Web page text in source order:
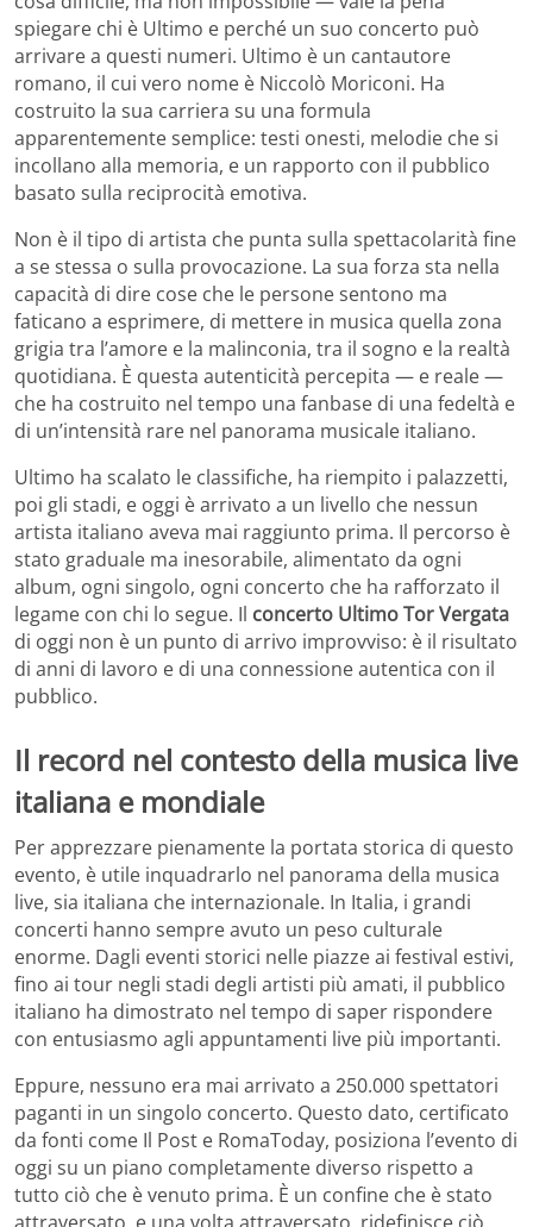
spiegare chi è Ultimo e perché un suo concerto può
arrivare a questi numeri. Ultimo è un cantautore
romano, il cui vero nome è Niccolò Moriconi. Ha
costruito la sua carriera su una formula
apparentemente semplice: testi onesti, melodie che si
incollano alla memoria, e un rapporto con il pubblico
basato sulla reciprocità emotiva.
Non è il tipo di artista che punta sulla spettacolarità fine
a se stessa o sulla provocazione. La sua forza sta nella
capacità di dire cose che le persone sentono ma
faticano a esprimere, di mettere in musica quella zona
grigia tra l’amore e la malinconia, tra il sogno e la realtà
quotidiana. È questa autenticità percepita — e reale —
che ha costruito nel tempo una fanbase di una fedeltà e
di un’intensità rare nel panorama musicale italiano.
Ultimo ha scalato le classifiche, ha riempito i palazzetti,
poi gli stadi, e oggi è arrivato a un livello che nessun
artista italiano aveva mai raggiunto prima. Il percorso è
stato graduale ma inesorabile, alimentato da ogni
album, ogni singolo, ogni concerto che ha rafforzato il
legame con chi lo segue. Il concerto Ultimo Tor Vergata
di oggi non è un punto di arrivo improvviso: è il risultato
di anni di lavoro e di una connessione autentica con il
pubblico.
Il record nel contesto della musica live
italiana e mondiale
Per apprezzare pienamente la portata storica di questo
evento, è utile inquadrarlo nel panorama della musica
live, sia italiana che internazionale. In Italia, i grandi
concerti hanno sempre avuto un peso culturale
enorme. Dagli eventi storici nelle piazze ai festival estivi,
fino ai tour negli stadi degli artisti più amati, il pubblico
italiano ha dimostrato nel tempo di saper rispondere
con entusiasmo agli appuntamenti live più importanti.
Eppure, nessuno era mai arrivato a 250.000 spettatori
paganti in un singolo concerto. Questo dato, certificato
da fonti come Il Post e RomaToday, posiziona l’evento di
oggi su un piano completamente diverso rispetto a
tutto ciò che è venuto prima. È un confine che è stato